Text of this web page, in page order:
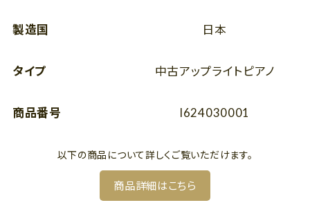
製造国 日本
タイプ 中古アップライトピアノ
商品番号 I624030001
以下の商品について詳しくご覧いただけます。
商品詳細はこちら